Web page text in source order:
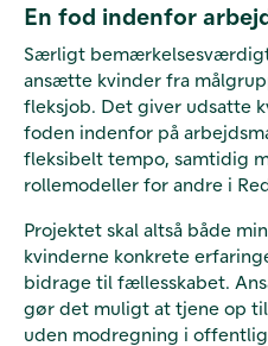
En fod indenfor
Særligt
ansætte kvinder fra
fleksjob. Det giver udsatte
foden indenfor på
fleksibelt tempo, samtidig
rollemodeller for andre i
Projektet skal altså både
kvinderne konkrete
bidrage til fællesskabet.
gør det muligt at tjene op
uden modregning i